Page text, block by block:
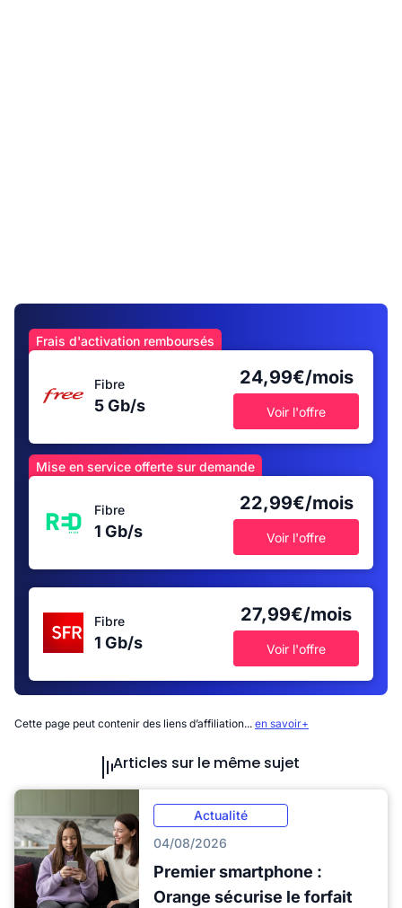
Frais d'activation remboursés
Fibre
5 Gb/s
24,99€/mois
Voir l'offre
Mise en service offerte sur demande
Fibre
1 Gb/s
22,99€/mois
Voir l'offre
Fibre
1 Gb/s
27,99€/mois
Voir l'offre
Cette page peut contenir des liens d’affiliation... en savoir+
Articles sur le même sujet
Actualité
04/08/2026
Premier smartphone :
Orange sécurise le forfait